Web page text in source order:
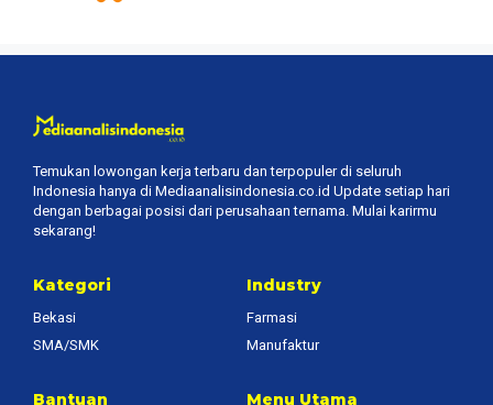
Temukan lowongan kerja terbaru dan terpopuler di seluruh
Indonesia hanya di Mediaanalisindonesia.co.id Update setiap hari
dengan berbagai posisi dari perusahaan ternama. Mulai karirmu
sekarang!
Kategori
Bekasi
SMA/SMK
Industry
Farmasi
Manufaktur
Bantuan Menu Utama